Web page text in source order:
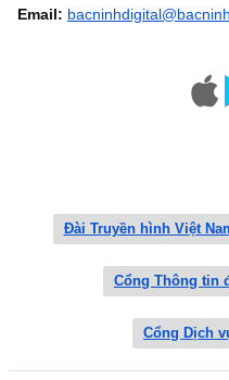
Email:
Đài Truyền hình Việt
Cổng Thông tin
Cổng Dịch